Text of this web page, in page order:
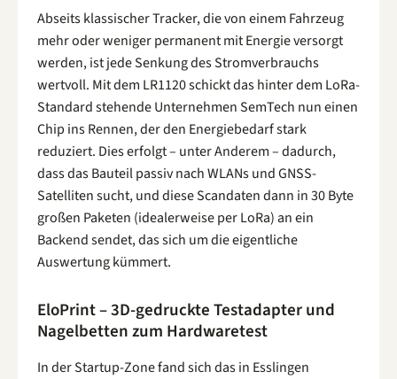
Abseits klassischer Tracker, die von einem Fahrzeug
mehr oder weniger permanent mit Energie versorgt
werden, ist jede Senkung des Stromverbrauchs
wertvoll. Mit dem LR1120 schickt das hinter dem LoRa-
Standard stehende Unternehmen SemTech nun einen
Chip ins Rennen, der den Energiebedarf stark
reduziert. Dies erfolgt – unter Anderem – dadurch,
dass das Bauteil passiv nach WLANs und GNSS-
Satelliten sucht, und diese Scandaten dann in 30 Byte
großen Paketen (idealerweise per LoRa) an ein
Backend sendet, das sich um die eigentliche
Auswertung kümmert.
EloPrint – 3D-gedruckte Testadapter und
Nagelbetten zum Hardwaretest
In der Startup-Zone fand sich das in Esslingen